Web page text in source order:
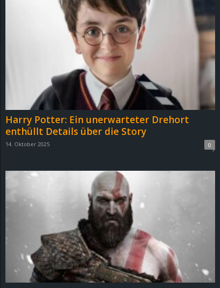
Harry Potter: Ein unerwarteter Drehort
enthüllt Details über die Story
14. Oktober 2025 0